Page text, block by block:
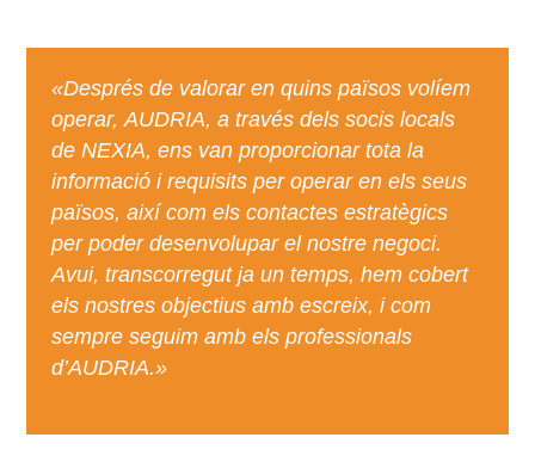
«Després de valorar en quins països volíem
operar, AUDRIA, a través dels socis locals
de NEXIA, ens van proporcionar tota la
informació i requisits per operar en els seus
països, així com els contactes estratègics
per poder desenvolupar el nostre negoci.
Avui, transcorregut ja un temps, hem cobert
els nostres objectius amb escreix, i com
sempre seguim amb els professionals
d’AUDRIA.»